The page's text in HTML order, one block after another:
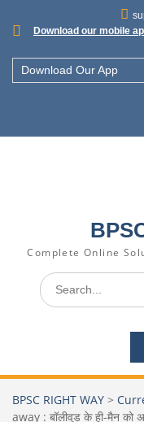
Download our mobile
Download Our App
Complete Online
BPSC RIGHT WAY >
away : बॉलीवुड के ही-मैन को